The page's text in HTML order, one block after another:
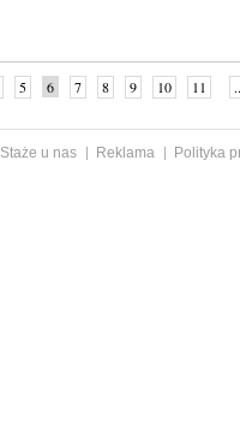
5 6 7 8 9 10 11
Staże u nas Reklama
Polityka